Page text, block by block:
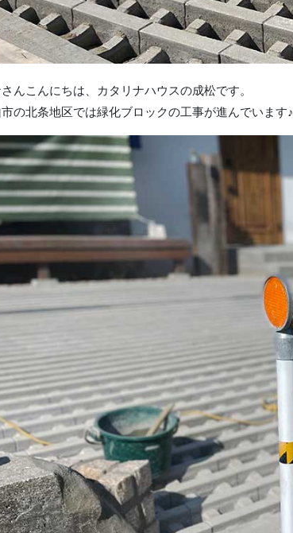
んこんにちは、カタリナハウスの成松です。
の北条地区では緑化ブロックの工事が進んでいます♪